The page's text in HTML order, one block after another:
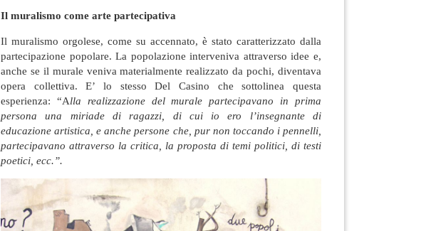
Il muralismo come arte partecipativa
Il muralismo orgolese, come su accennato, è stato caratterizzato dalla
partecipazione popolare. La popolazione interveniva attraverso idee e,
anche se il murale veniva materialmente realizzato da pochi, diventava
opera collettiva. E’ lo stesso Del Casino che sottolinea questa
esperienza: “Alla realizzazione del murale partecipavano in prima
persona una miriade di ragazzi, di cui io ero l’insegnante di
educazione artistica, e anche persone che, pur non toccando i pennelli,
partecipavano attraverso la critica, la proposta di temi politici, di testi
poetici, ecc.”.